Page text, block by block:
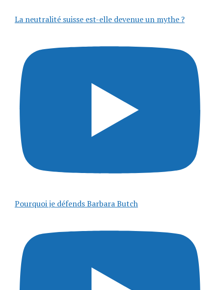
La neutralité suisse est-elle devenue un mythe ?
Pourquoi je défends Barbara Butch